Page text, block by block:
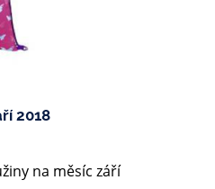
2018
na měsíc září